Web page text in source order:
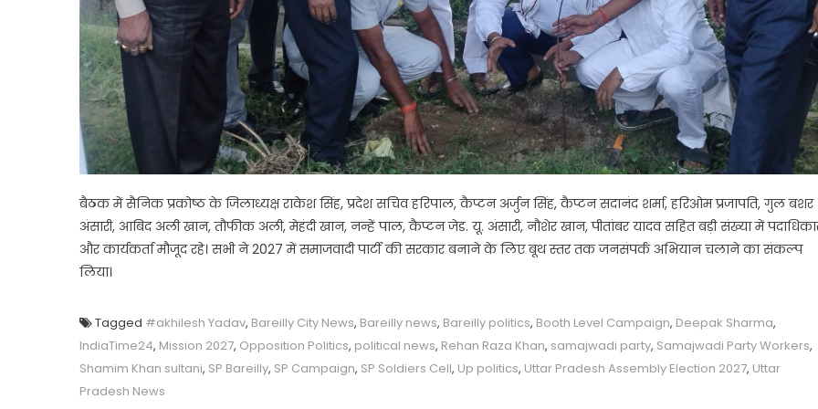
बैठक में सैनिक प्रकोष्ठ के जिलाध्यक्ष राकेश सिंह, प्रदेश सचिव हरिपाल, कैप्टन अर्जुन सिंह, कैप्टन सदानंद शर्मा, हरिओम प्रजापति, गुल बशर
अंसारी, आबिद अली खान, तौफीक अली, मेहंदी खान, नन्हें पाल, कैप्टन जेड. यू. अंसारी, नौशेर खान, पीतांबर यादव सहित बड़ी संख्या में
और कार्यकर्ता मौजूद रहे। सभी ने 2027 में समाजवादी पार्टी की सरकार बनाने के लिए बूथ स्तर तक जनसंपर्क अभियान चलाने का संकल्प
लिया।
Tagged #akhilesh Yadav, Bareilly City News, Bareilly news, Bareilly politics, Booth Level Campaign, Deepak Sharma,
IndiaTime24, Mission 2027, Opposition Politics, political news, Rehan Raza Khan, samajwadi party, Samajwadi Party Workers,
Shamim Khan sultani, SP Bareilly, SP Campaign, SP Soldiers Cell, Up politics, Uttar Pradesh Assembly Election 2027, Uttar
Pradesh News